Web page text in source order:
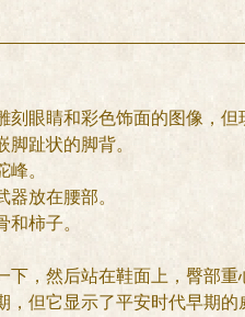
刻眼睛和彩色饰面的图像，但
趾状的脚背。
。
放在腰部。
柿子。
，然后站在鞋面上，臀部重
，但它显示了平安时代早期的